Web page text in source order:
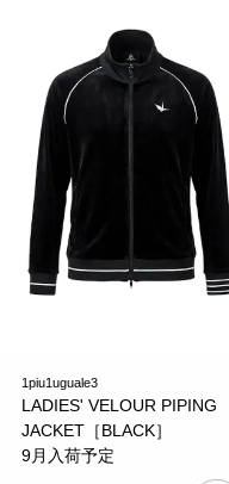
1piu1uguale3
LADIES' VELOUR PIPING
JACKET［BLACK］
9月入荷予定